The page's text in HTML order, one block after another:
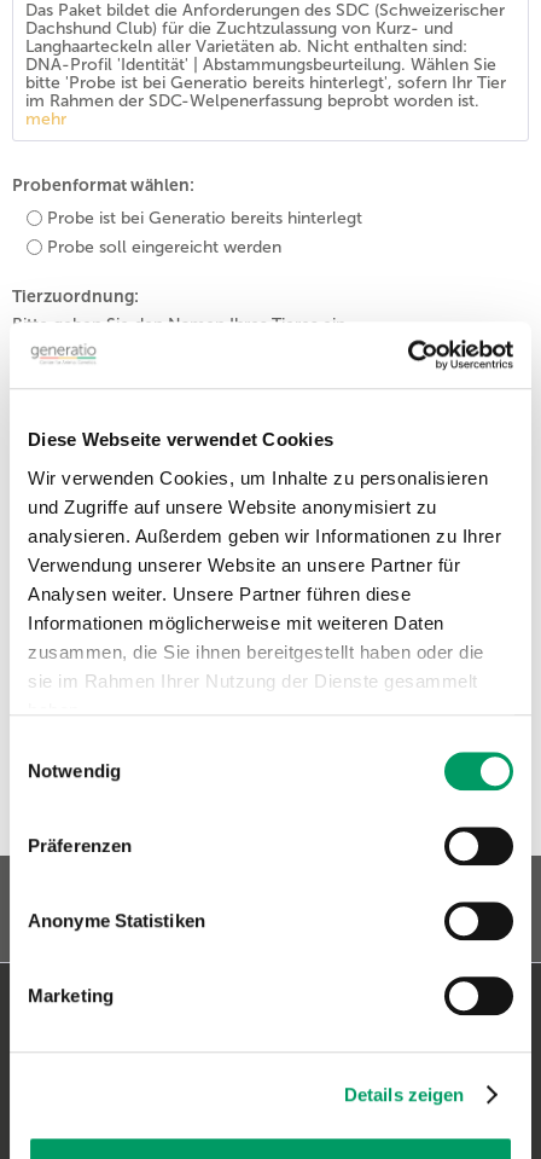
Diese Webseite verwendet Cookies
Wir verwenden Cookies, um Inhalte zu personalisieren
und Zugriffe auf unsere Website anonymisiert zu
analysieren. Außerdem geben wir Informationen zu Ihrer
Verwendung unserer Website an unsere Partner für
Analysen weiter. Unsere Partner führen diese
Informationen möglicherweise mit weiteren Daten
zusammen, die Sie ihnen bereitgestellt haben oder die
sie im Rahmen Ihrer Nutzung der Dienste gesammelt
Impressum
Notwendig
Präferenzen
Anonyme Statistiken
Marketing
Details zeigen
Das Paket bildet die Anforderungen des SDC (Schweizerischer
Dachshund Club) für die Zuchtzulassung von Kurz- und
Langhaarteckeln aller Varietäten ab. Nicht enthalten sind:
DNA-Profil 'Identität' | Abstammungsbeurteilung. Wählen Sie
bitte 'Probe ist bei Generatio bereits hinterlegt', sofern Ihr Tier
im Rahmen der SDC-Welpenerfassung beprobt worden ist.
mehr
Probenformat wählen:
Probe ist bei Generatio bereits hinterlegt
Probe soll eingereicht werden
Tierzuordnung:
Bitte geben Sie den Namen Ihres Tieres ein.
In den Warenkorb
Klassifikation:
Typ: DNA-Testpakete
Tierart: Hund
Marker: MLPH, SILV/PMEL
Kaninchenteckel Kurzhaar,
Kaninchenteckel Langhaar,
Kontakt & Versandadresse
D-69115 Heidelberg